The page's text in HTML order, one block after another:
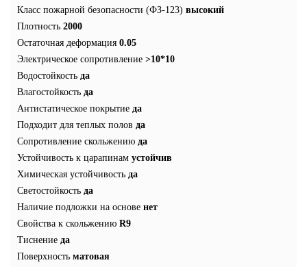
Класс пожарной безопасности (ФЗ-123) высокий
Плотность 2000
Остаточная деформация 0.05
Электрическое сопротивление >10*10
Водостойкость да
Влагостойкость да
Антистатическое покрытие да
Подходит для теплых полов да
Сопротивление скольжению да
Устойчивость к царапинам устойчив
Химическая устойчивость да
Светостойкость да
Наличие подложки на основе нет
Свойства к скольжению R9
Тиснение да
Поверхность матовая